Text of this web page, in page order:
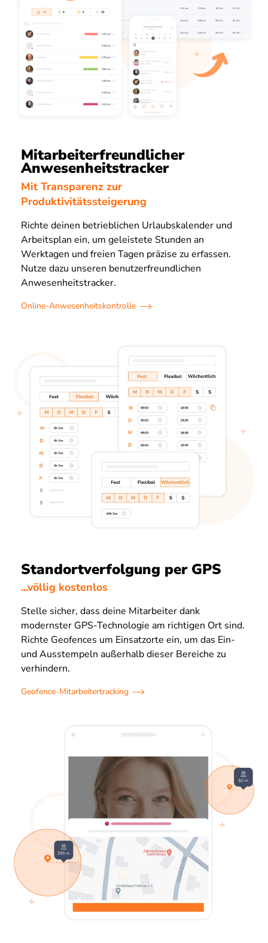
Mitarbeiterfreundlicher
Anwesenheitstracker
Mit Transparenz zur
Produktivitätssteigerung
Richte deinen betrieblichen Urlaubskalender und
Arbeitsplan ein, um geleistete Stunden an
Werktagen und freien Tagen präzise zu erfassen.
Nutze dazu unseren benutzerfreundlichen
Anwesenheitstracker.
Online-Anwesenheitskontrolle
Standortverfolgung per GPS
...völlig kostenlos
Stelle sicher, dass deine Mitarbeiter dank
modernster GPS-Technologie am richtigen Ort sind.
Richte Geofences um Einsatzorte ein, um das Ein-
und Ausstempeln außerhalb dieser Bereiche zu
verhindern.
Geofence-Mitarbeitertracking